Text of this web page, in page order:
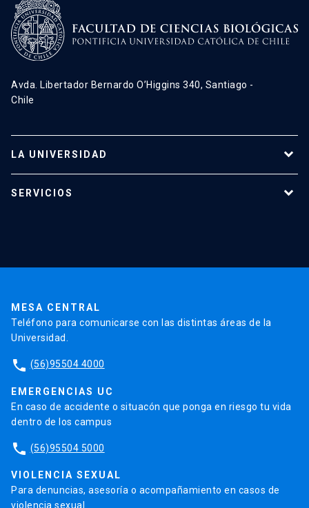
Avda. Libertador Bernardo O’Higgins 340, Santiago -
Chile
LA UNIVERSIDAD
Admisión
SERVICIOS
MESA CENTRAL
Teléfono para comunicarse con las distintas áreas de la
Universidad.
phone (56)95504 4000
EMERGENCIAS UC
En caso de accidente o situacón que ponga en riesgo tu vida
dentro de los campus
phone (56)95504 5000
VIOLENCIA SEXUAL
Para denuncias, asesoría o acompañamiento en casos de
violencia sexual